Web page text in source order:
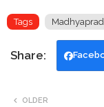
Tags
OLDER